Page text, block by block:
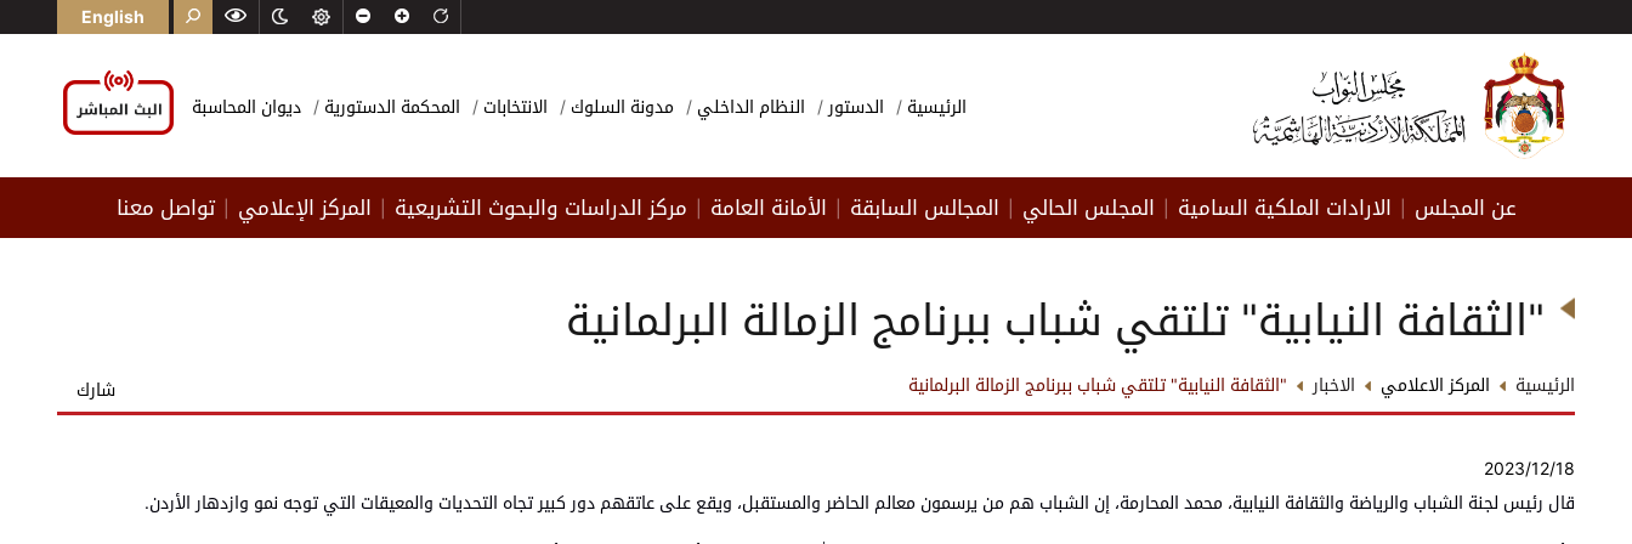
English
الرئيسية الدستور النظام الداخلي مدونة السلوك الانتخابات المحكمة الدستورية ديوان المحاسبة
عن المجلس الارادات الملكية السامية المجلس الحالي المجالس السابقة الأمانة العامة مركز الدراسات والبحوث التشريعية المركز الإعلامي تواصل معنا
"الثقافة النيابية" تلتقي شباب ببرنامج الزمالة البرلمانية
الرئيسية المركز الاعلامي الاخبار "الثقافة النيابية" تلتقي شباب ببرنامج الزمالة البرلمانية شارك
2023/12/18
قال رئيس لجنة الشباب والرياضة والثقافة النيابية، محمد المحارمة، إن الشباب هم من يرسمون معالم الحاضر والمستقبل، ويقع على عاتقهم دور كبير تجاه التحديات والمعيقات التي توجه نمو وازدهار الأردن.